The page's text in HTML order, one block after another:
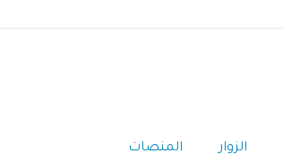
الزوار المنصات